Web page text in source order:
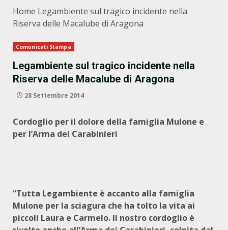
Home Legambiente sul tragico incidente nella
Riserva delle Macalube di Aragona
Comunicati Stampa
Legambiente sul tragico incidente nella
Riserva delle Macalube di Aragona
28 Settembre 2014
Cordoglio per il dolore della famiglia Mulone e
per l’Arma dei Carabinieri
“Tutta Legambiente è accanto alla famiglia
Mulone per la sciagura che ha tolto la vita ai
piccoli Laura e Carmelo. Il nostro cordoglio è